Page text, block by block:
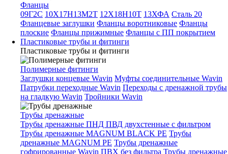
Фланцы
09Г2С 10Х17Н13М2Т 12Х18Н10Т 13ХФА Сталь 20
Фланцевые заглушки Фланцы воротниковые Фланцы
плоские Фланцы прижимные Фланцы с ПП покрытием
Пластиковые трубы и фитинги
Пластиковые трубы и фитинги
Полимерные фитинги
Заглушки концевые Wavin Муфты соединительные Wavin
Патрубки переходные Wavin Переходы с дренажной трубы
на гладкую Wavin Тройники Wavin
Трубы дренажные
Трубы дренажные ПНД ПВД двухстенные с фильтром
Трубы дренажные MAGNUM BLACK PE Трубы
дренажные MAGNUM PE Трубы дренажные
гофрированные Wavin ПВХ без фильтра Трубы дренажные